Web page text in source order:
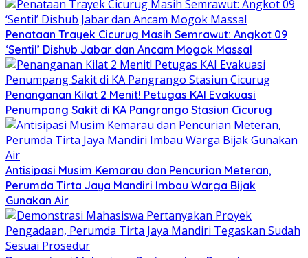
Penataan Trayek Cicurug Masih Semrawut: Angkot 09
‘Sentil’ Dishub Jabar dan Ancam Mogok Massal
Penanganan Kilat 2 Menit! Petugas KAI Evakuasi
Penumpang Sakit di KA Pangrango Stasiun Cicurug
Antisipasi Musim Kemarau dan Pencurian Meteran,
Perumda Tirta Jaya Mandiri Imbau Warga Bijak
Gunakan Air